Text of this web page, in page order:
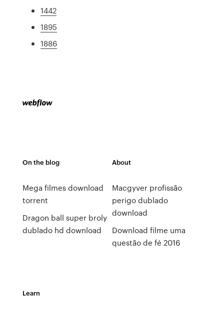
1442
1895
1886
On the blog
Mega filmes download
torrent
Dragon ball super broly
dublado hd download
About
Macgyver profissão
perigo dublado
download
Download filme uma
questão de fé 2016
Learn